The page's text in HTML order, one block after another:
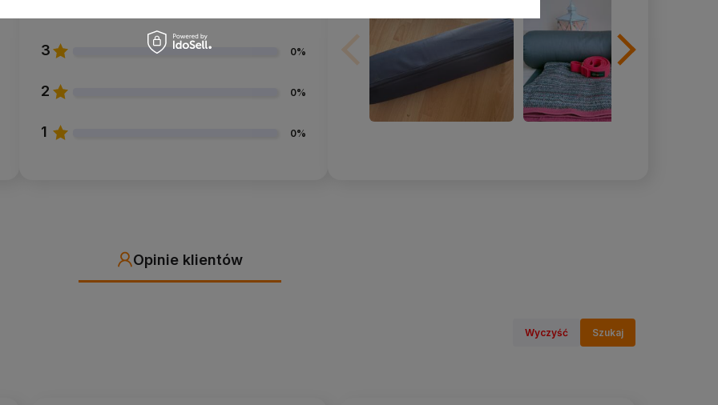
w wilgoci
temperaturze; nie prać wypełnienia
oraz jogę Iyengara.
- w takim przypadku lepszym wyborem może
- w pralce można prać wyłącznie
3 0%
2 0%
1 0%
Opinie klientów
Wyczyść Szukaj